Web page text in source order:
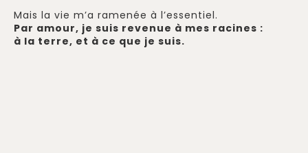
Mais la vie m’a ramenée à l’essentiel.
Par amour, je suis revenue à mes racines :
à la terre, et à ce que je suis.